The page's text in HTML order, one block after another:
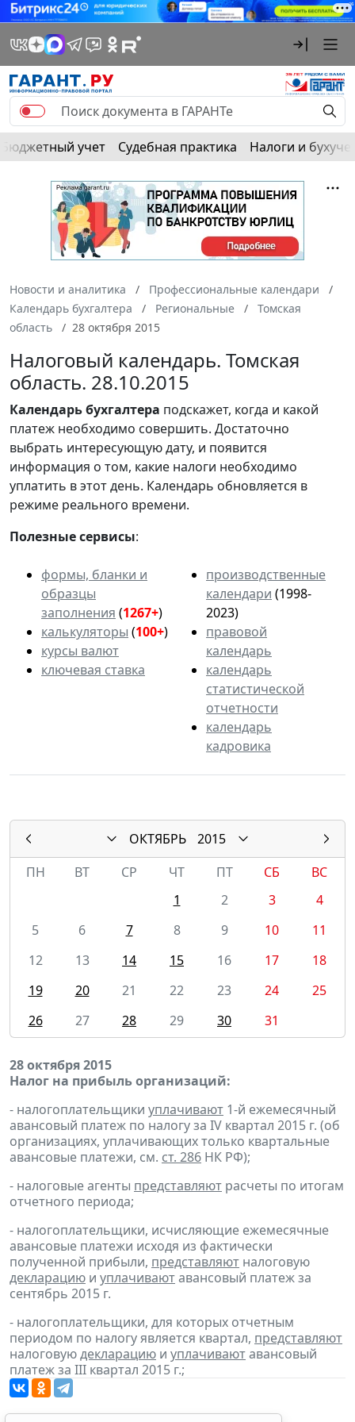
Бюджетный учет Судебная практика Налоги и
Новости и аналитика
Профессиональные календари
Календарь бухгалтера
Региональные
Томская
область
28 октября 2015
Налоговый календарь. Томская
область. 28.10.2015
Календарьбухгалтера подскажет, когда и какой
платеж необходимо совершить. Достаточно
выбрать интересующую дату, и появится
информация о том, какие налоги необходимо
уплатить в этот день. Календарь обновляется в
режиме реального времени.
Полезные сервисы:
формы, бланки и
образцы
заполнения (1267+)
калькуляторы (100+)
курсы валют
ключевая ставка
производственные
календари (1998-
2023)
правовой
календарь
календарь
статистической
отчетности
календарь
кадровика
ОКТЯБРЬ
2015
ПН
ВТ СР ЧТ ПТ СБ
ВС
1
2 3
4
5
6 7 8 9 10
11
12
13 14 15 16 17
18
19
20 21 22 23 24
25
26
27 28 29 30 31
28 октября 2015
Налог на прибыль организаций:
- налогоплательщики уплачивают 1-й ежемесячный
авансовый платеж по налогу за IV квартал 2015 г. (об
организациях, уплачивающих только квартальные
авансовые платежи, см. ст. 286 НК РФ);
- налоговые агенты представляют расчеты по итогам
отчетного периода;
- налогоплательщики, исчисляющие ежемесячные
авансовые платежи исходя из фактически
полученной прибыли, представляют налоговую
декларацию и уплачиваютавансовый платеж за
сентябрь 2015 г.
- налогоплательщики, для которых отчетным
периодом по налогу является квартал, представляют
налоговуюдекларацию и уплачиваютавансовый
платеж за III квартал 2015 г.;